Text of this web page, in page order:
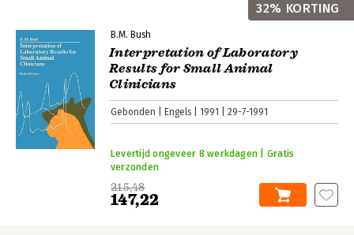
B.M. Bush
Interpretation of Laboratory
Results for Small Animal
Clinicians
Gebonden Engels 1991 29-7-1991
215,48
147,22
Levertijd ongeveer 8 werkdagen | Gratis
verzonden
32% KORTING